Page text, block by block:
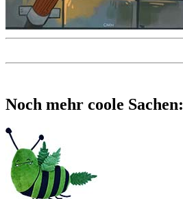
Noch mehr coole Sachen: